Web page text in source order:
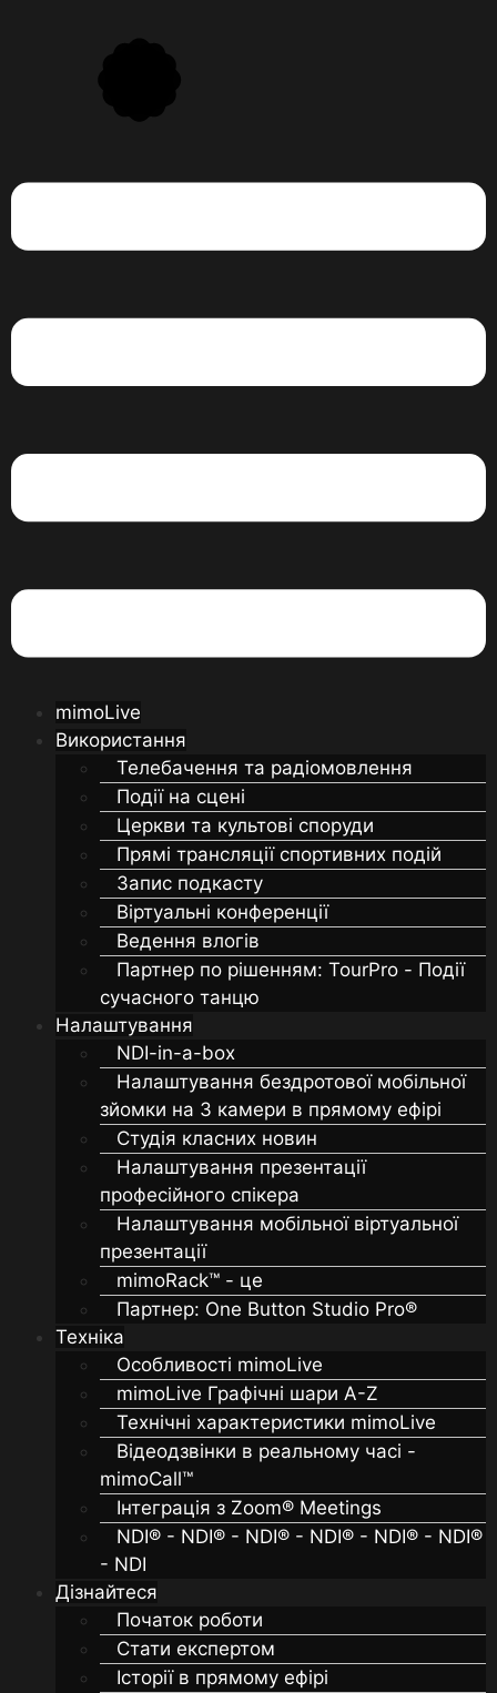
mimoLive
Використання
Телебачення та радіомовлення
Події на сцені
Церкви та культові споруди
Прямі трансляції спортивних подій
Запис подкасту
Віртуальні конференції
Ведення влогів
Партнер по рішенням: TourPro - Події
сучасного танцю
Налаштування
NDI-in-a-box
Налаштування бездротової мобільної
зйомки на 3 камери в прямому ефірі
Студія класних новин
Налаштування презентації
професійного спікера
Налаштування мобільної віртуальної
презентації
mimoRack™ - це
Партнер: One Button Studio Pro®
Техніка
Особливості mimoLive
mimoLive Графічні шари A-Z
Технічні характеристики mimoLive
Відеодзвінки в реальному часі -
mimoCall™
Інтеграція з Zoom® Meetings
NDI® - NDI® - NDI® - NDI® - NDI® - NDI®
- NDI
Дізнайтеся
Початок роботи
Стати експертом
Історії в прямому ефірі